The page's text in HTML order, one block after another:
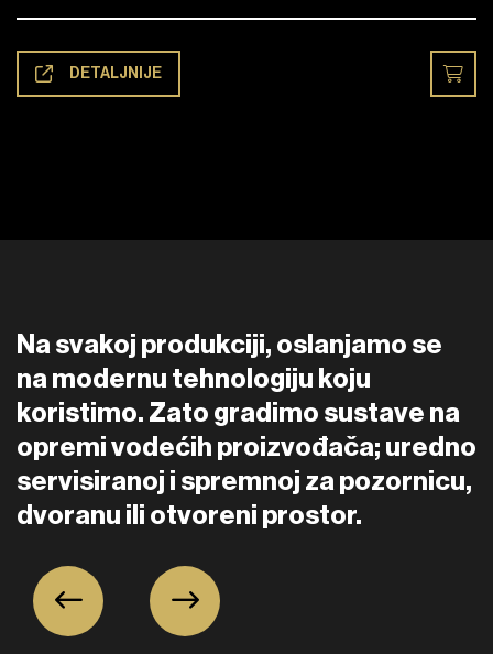
DETALJNIJE
Na svakoj produkciji, oslanjamo se
na modernu tehnologiju koju
koristimo. Zato gradimo sustave na
opremi vodećih proizvođača; uredno
servisiranoj i spremnoj za pozornicu,
dvoranu ili otvoreni prostor.